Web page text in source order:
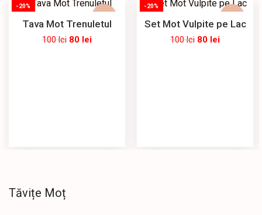
-20%
Tava Mot Trenuletul
100lei 80 lei
-20%
Set Mot Vulpite pe Lac
100lei 80 lei
Tăvițe Moț